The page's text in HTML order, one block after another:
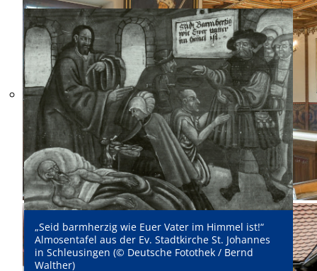
„Seid barmherzig wie Euer Vater im Himmel ist!“
Almosentafel aus der Ev. Stadtkirche St. Johannes
in Schleusingen (© Deutsche Fotothek / Bernd
Walther)